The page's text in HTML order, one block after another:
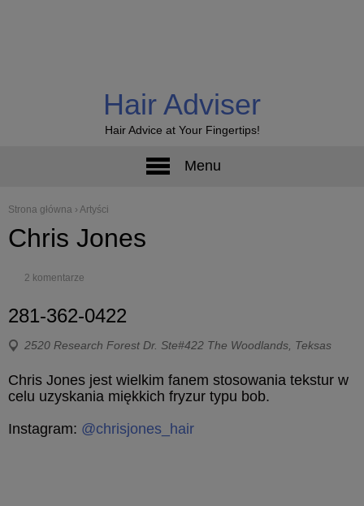
Hair Adviser
Hair Advice at Your Fingertips!
Menu
Strona główna › Artyści
Chris Jones
2 komentarze
281-362-0422
2520 Research Forest Dr. Ste#422 The Woodlands, Teksas
Chris Jones jest wielkim fanem stosowania tekstur w
celu uzyskania miękkich fryzur typu bob.
Instagram: @chrisjones_hair